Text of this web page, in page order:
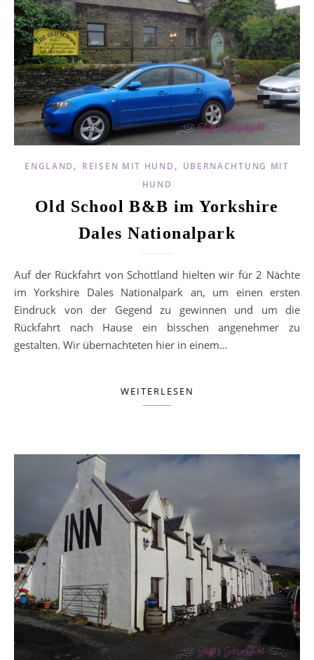
ENGLAND , REISEN MIT HUND , ÜBERNACHTUNG MIT
HUND
Old School B&B im Yorkshire
Dales Nationalpark
Auf der Rückfahrt von Schottland hielten wir für 2 Nächte
im Yorkshire Dales Nationalpark an, um einen ersten
Eindruck von der Gegend zu gewinnen und um die
Rückfahrt nach Hause ein bisschen angenehmer zu
gestalten. Wir übernachteten hier in einem…
WEITERLESEN